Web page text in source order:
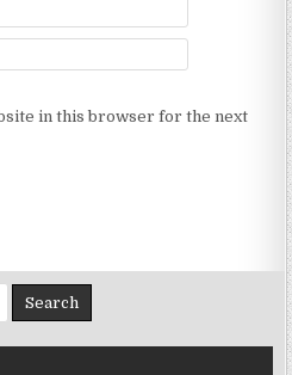
in this browser for the next